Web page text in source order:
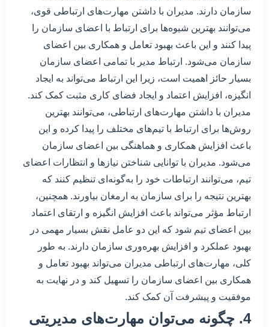
سازمان دارند. مدیران با داشتن مهارت‌های ارتباطی قوی،
می‌توانند بهترین شیوه‌ها برای ارتباط با اعضای سازمان را
پیدا کنند و این باعث بهبود تعامل و همکاری بین اعضای
سازمان می‌شود. ارتباط مدیر با تمامی اعضای سازمان
بسیار حائز اهمیت است، زیرا این ارتباط می‌تواند به ایجاد
انگیزه، افزایش اعتماد و ایجاد فضای کاری مثبت کمک کند.
مدیران با داشتن مهارت‌های ارتباطی، می‌توانند بهترین
روش‌ها برای ارتباط با تیم‌های مختلف را پیدا کرده و این
باعث افزایش همکاری و هماهنگی بین اعضای سازمان
می‌شود. مدیران با توانایی شناختن نیازها و انتظارات اعضای
تیم، می‌توانند ارتباطات خود را به‌گونه‌ای تنظیم کنند که
بهترین نتیجه را برای سازمان به ارمغان بیاورند. همچنین،
ارتباط مؤثر می‌تواند باعث افزایش انگیزه و ارتقای اعتماد
بین اعضای تیم شود که این دو عامل نقش بسیار مهمی در
بهبود عملکرد و افزایش بهره‌وری سازمان دارند. به طور
کلی، مهارت‌های ارتباطی مدیران می‌تواند بهبود تعامل و
همکاری بین اعضای سازمان را تسهیل کند و در نهایت به
موفقیت و پیشرفت آن کمک کند.
4. چگونه می‌توان مهارت‌های مدیریتی